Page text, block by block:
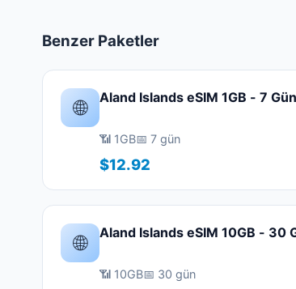
Benzer Paketler
🌐 Aland Islands eSIM 1GB - 7 Gün
📶 1GB📅 7 gün
$12.92
🌐 Aland Islands eSIM 10GB - 30
📶 10GB📅 30 gün